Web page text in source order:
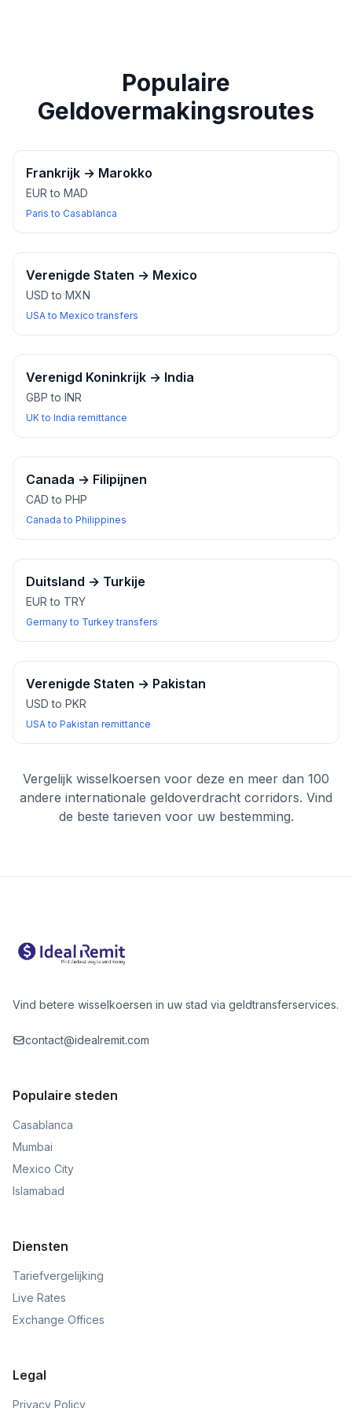
Populaire
Geldovermakingsroutes
Frankrijk → Marokko
EUR to MAD
Paris to Casablanca
Verenigde Staten → Mexico
USD to MXN
USA to Mexico transfers
Verenigd Koninkrijk → India
GBP to INR
UK to India remittance
Canada → Filipijnen
CAD to PHP
Canada to Philippines
Duitsland → Turkije
EUR to TRY
Germany to Turkey transfers
Verenigde Staten → Pakistan
USD to PKR
USA to Pakistan remittance
Vergelijk wisselkoersen voor deze en meer dan 100
andere internationale geldoverdracht corridors. Vind
de beste tarieven voor uw bestemming.
Vind betere wisselkoersen in uw stad via geldtransferservices.
contact@idealremit.com
Populaire steden
Casablanca
Mumbai
Mexico City
Islamabad
Diensten
Tariefvergelijking
Live Rates
Exchange Offices
Legal
Privacy Policy